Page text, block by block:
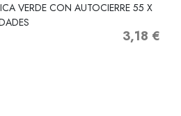
VERDE CON AUTOCIERRE 55 X
Precio
3,18 €